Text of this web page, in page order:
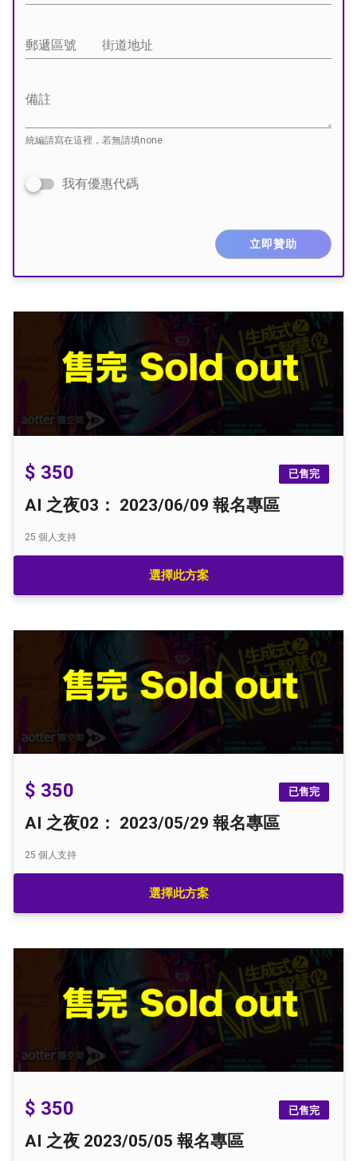
郵遞區號 街道地址
備註
統編請寫在這裡，若無請填none
我有優惠代碼
立即贊助
$ 350 已售完
AI 之夜03： 2023/06/09 報名專區
25 個人支持
選擇此方案
$ 350 已售完
AI 之夜02： 2023/05/29 報名專區
25 個人支持
選擇此方案
$ 350 已售完
AI 之夜 2023/05/05 報名專區